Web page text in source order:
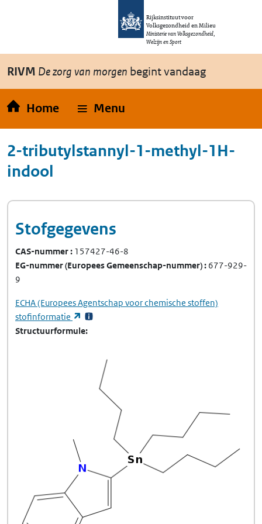
Overslaan en naar de inhoud gaan
Rijksinstituut voor
Volksgezondheid en Milieu
Ministerie van Volksgezondheid,
Welzijn en Sport
RIVM De zorg van morgen begint vandaag
Home Menu
2-tributylstannyl-1-methyl-1H-
indool
Stofgegevens
CAS-nummer 157427-46-8
EG-nummer(Europees Gemeenschap-nummer) 677-929-
9
ECHA(Europees Agentschap voor chemische stoffen)
stofinformatie
(opent in een nieuw tabblad)
Structuurformule